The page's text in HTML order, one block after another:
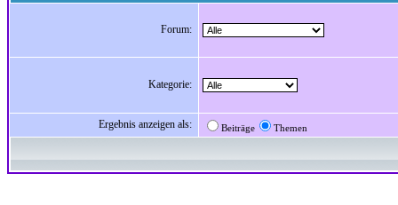
Forum:
Kategorie:
Ergebnis anzeigen als: Beiträge Themen